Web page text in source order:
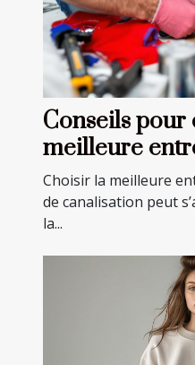
Conseils pour
meilleure
débouchage
Choisir la meilleure
de canalisation peut
la...